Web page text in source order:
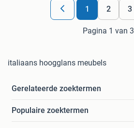
1 2 3
Pagina 1 van 3
italiaans hoogglans meubels
Gerelateerde zoektermen
Populaire zoektermen